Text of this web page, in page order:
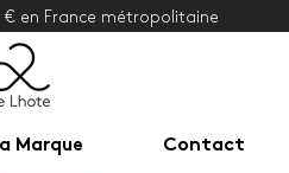
en France métropolitaine
Marque Contact